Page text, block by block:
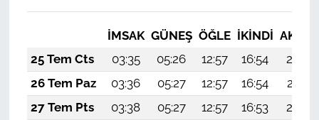
İMSAK GÜNEŞ ÖĞLE İKINDI
25 Tem Cts
03:35 05:26 12:57 16:54
20:18
26 Tem Paz
03:36 05:27 12:57 16:54
20:17
27 Tem Pts
03:38 05:27 12:57 16:53
20:16